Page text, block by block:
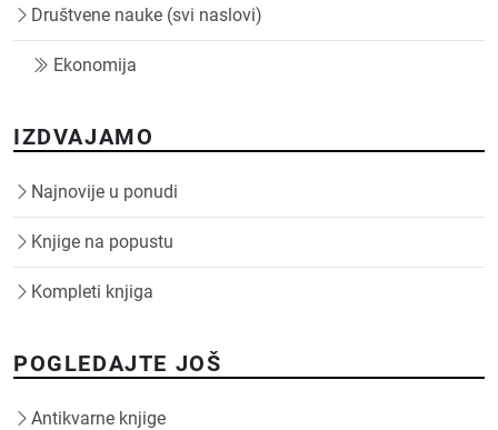
Društvene nauke (svi naslovi)
Ekonomija
IZDVAJAMO
Najnovije u ponudi
Knjige na popustu
Kompleti knjiga
POGLEDAJTE JOŠ
Antikvarne knjige